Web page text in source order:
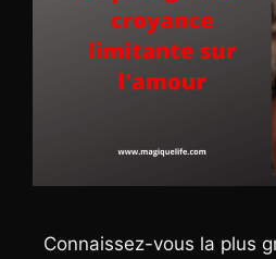
Connaissez-vous la plus